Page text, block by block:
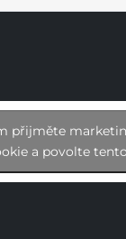
přijměte
a povolte